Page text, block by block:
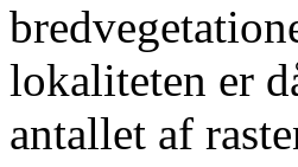
lokaliteten er
antallet af